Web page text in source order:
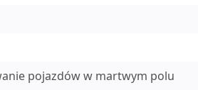
pojazdów w martwym polu